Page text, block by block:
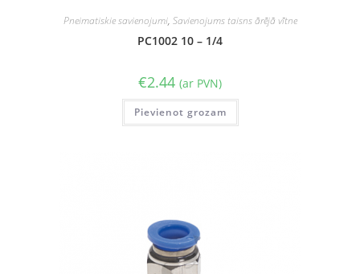
Pneimatiskie savienojumi, Savienojums taisns ārējā vītne
PC1002 10 – 1/4
€2.44 (ar PVN)
Pievienot grozam